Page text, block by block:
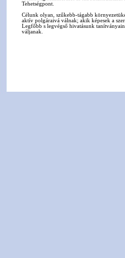
Tehetségpont.
Célunk olyan, szűkebb-tágabb
aktív polgáraivá válnak; akik képesek a
Legfőbb s legvégső hivatásunk
váljanak.